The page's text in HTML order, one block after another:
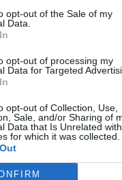
opt-out of the Sale of my
Data.
opt-out of processing my
Data for Targeted
opt-out of Collection, Use,
Sale, and/or Sharing of
Data that Is Unrelated
for which it was collected.
Finlandii
atomowej
zapisy na liturgie pod